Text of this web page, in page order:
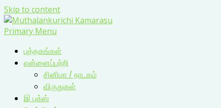
Skip to content
Primary Menu
புத்தகங்கள்
என்னைப்பற்றி
சினிமா / நாடகம்
விருதுகள்
இ புக்ஸ்